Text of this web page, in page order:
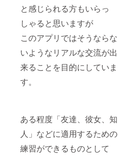
と感じられる方もいらっ
しゃると思いますが
このアプリではそうならな
いようなリアルな交流が出
来ることを目的にしていま
す。
ある程度「友達、彼女、知
人」などに適用するための
練習ができるものとして